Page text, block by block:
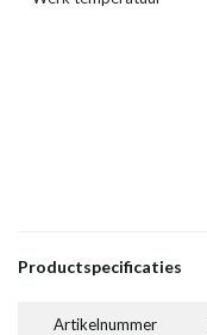
Productspecificaties
Artikelnummer